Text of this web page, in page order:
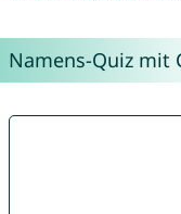
Namens-Quiz mit